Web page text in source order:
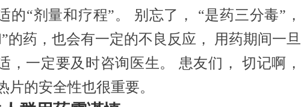
的“剂量和疗程”。 别忘了， “是药三分毒”，
的药，也会有一定的不良反应， 用药期间一旦
，一定要及时咨询医生。 患友们， 切记啊，
片的安全性也很重要。